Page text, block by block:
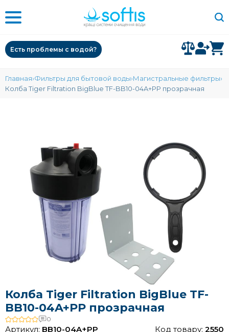
Есть проблемы с водой?
Главная Фильтры для бытовой воды Магистральные фильтры
Колба Tiger Filtration BigBlue TF-BB10-04A+PP прозрачная
Колба Tiger Filtration BigBlue TF-
BB10-04A+PP прозрачная
0
Артикул: BB10-04A+PP Код товару: 2550